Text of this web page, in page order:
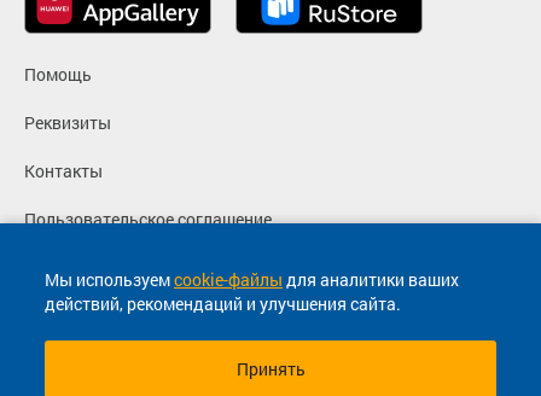
Мы используемcookie-файлы для аналитики ваших
действий, рекомендаций и улучшения сайта.
Принять
Помощь
Реквизиты
Контакты
Пользовательское соглашение
Политика конфиденциальности
Согласие на маркетинговые сообщения
© 2013-2026, ООО "Капитал"- Онлайн сервис продажи